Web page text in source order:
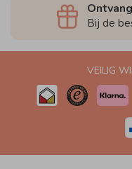
Bij de
VEILIG